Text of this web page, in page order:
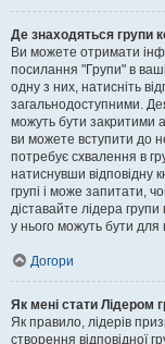
Де знаходяться групи
Ви можете отримати
посилання "Групи" в
одну з них, натисніть
загальнодоступними.
можуть бути закритими
ви можете вступити до
потребує схвалення в
натиснувши відповідну
групі і може запитати,
діставайте лідера
у нього можуть бути для
Догори
Як мені стати Лідером
Як правило, лідерів
створення відповідної